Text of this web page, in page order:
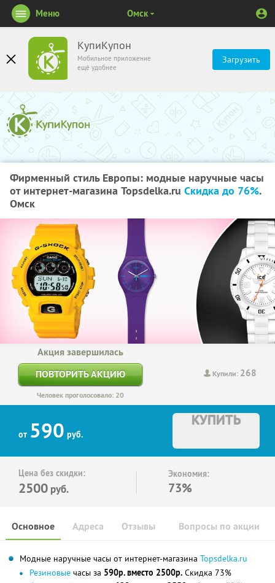
КупиКупон
Мобильное приложение
ещё удобнее
Загрузить
Меню Омск
Фирменный стиль Европы: модные наручные часы
от интернет-магазина Topsdelka.ru Скидка до 76%.
Омск
Купили: 268
Акция завершилась
ПОВТОРИТЬ АКЦИЮ
Человек проголосовало: 20
от 590 руб.
КУПИТЬ
Цена без скидки:
2500 руб.
Экономия:
73%
Основное Отзывы Вопросы по акции
Адреса
Модные наручные часы от интернет-магазина Topsdelka.ru
Резиновые часы за 590р. вместо 2500р. Скидка 73%